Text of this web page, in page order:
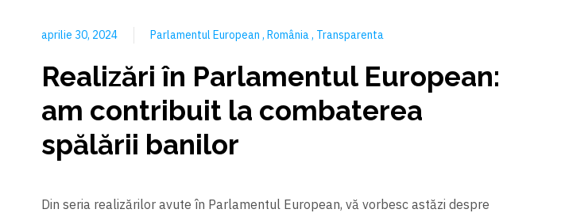
aprilie 30, 2024 Parlamentul European România Transparenta
Realizări în Parlamentul European:
am contribuit la combaterea
spălării banilor
Din seria realizărilor avute în Parlamentul European, vă vorbesc astăzi despre